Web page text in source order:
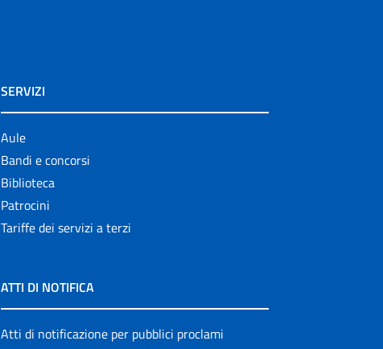
SERVIZI
Aule
Bandi e concorsi
Biblioteca
Patrocini
Tariffe dei servizi a terzi
ATTI DI NOTIFICA
Atti di notificazione per pubblici proclami